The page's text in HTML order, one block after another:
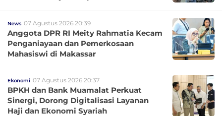
News 07 Agustus 2026 20:39
Anggota DPR RI Meity Rahmatia Kecam
Penganiayaan dan Pemerkosaan
Mahasiswi di Makassar
Ekonomi 07 Agustus 2026 20:37
BPKH dan Bank Muamalat Perkuat
Sinergi, Dorong Digitalisasi Layanan
Haji dan Ekonomi Syariah